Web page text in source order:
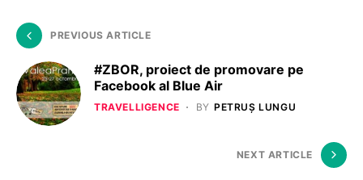
PREVIOUS ARTICLE
#ZBOR, proiect de promovare pe
Facebook al Blue Air
TRAVELLIGENCE BY PETRUȘ LUNGU
NEXT ARTICLE